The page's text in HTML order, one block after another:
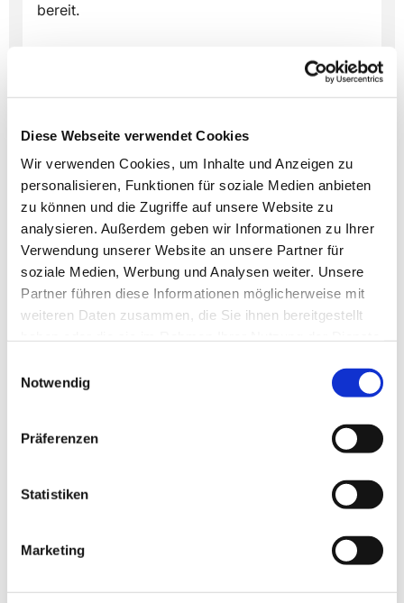
Diese Webseite verwendet Cookies
Wir verwenden Cookies, um Inhalte und Anzeigen zu
personalisieren, Funktionen für soziale Medien anbieten
zu können und die Zugriffe auf unsere Website zu
analysieren. Außerdem geben wir Informationen zu Ihrer
Verwendung unserer Website an unsere Partner für
soziale Medien, Werbung und Analysen weiter. Unsere
Partner führen diese Informationen möglicherweise mit
weiteren Daten zusammen, die Sie ihnen bereitgestellt
Notwendig
Präferenzen
Statistiken
Marketing
bereit.
Dies könnte Sie auch
interessieren